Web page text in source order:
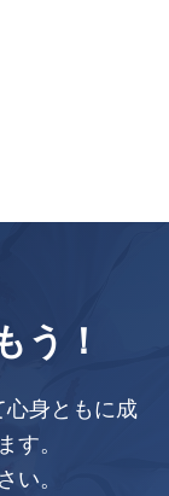
う！
身ともに成
。
い。